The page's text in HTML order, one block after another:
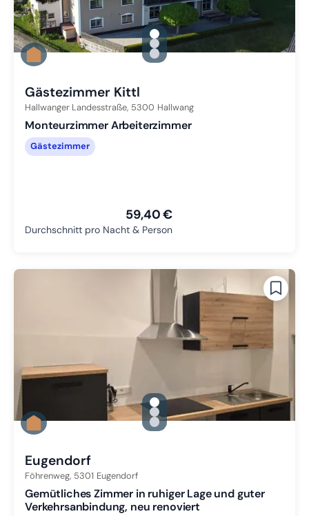
gallery.slide_selector
Zu Slide 1 wechseln
Zu Slide 2 wechseln
Zu Slide 3 wechseln
Gästezimmer Kittl
Hallwanger Landesstraße, 5300 Hallwang
Monteurzimmer Arbeiterzimmer
Gästezimmer
59,40 €
Durchschnitt pro Nacht & Person
gallery.slide_selector
Zu Slide 1 wechseln
Zu Slide 2 wechseln
Zu Slide 3 wechseln
Eugendorf
Föhrenweg, 5301 Eugendorf
Gemütliches Zimmer in ruhiger Lage und guter
Verkehrsanbindung, neu renoviert